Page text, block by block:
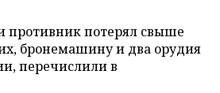
противник потерял свыше
бронемашину и два орудия
перечислили в